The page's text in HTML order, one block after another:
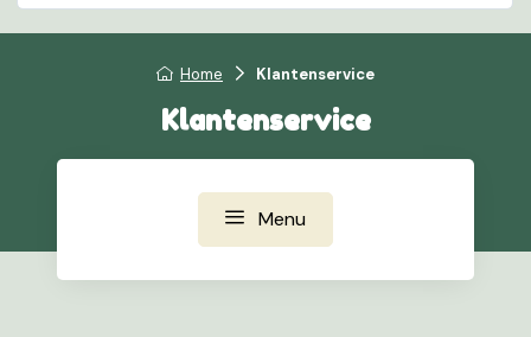
Home Klantenservice
Klantenservice
Menu